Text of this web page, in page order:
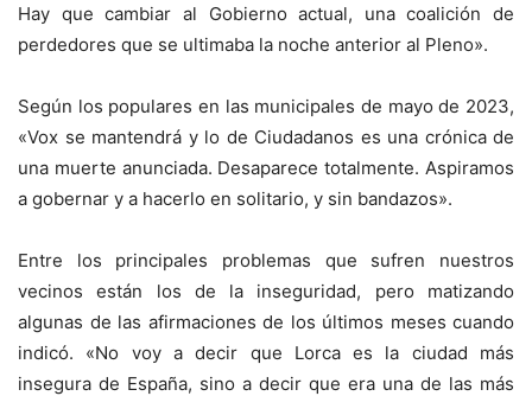
Hay que cambiar al Gobierno actual, una coalición de
perdedores que se ultimaba la noche anterior al Pleno».
Según los populares en las municipales de mayo de 2023,
«Vox se mantendrá y lo de Ciudadanos es una crónica de
una muerte anunciada. Desaparece totalmente. Aspiramos
a gobernar y a hacerlo en solitario, y sin bandazos».
Entre los principales problemas que sufren nuestros
vecinos están los de la inseguridad, pero matizando
algunas de las afirmaciones de los últimos meses cuando
indicó. «No voy a decir que Lorca es la ciudad más
insegura de España, sino a decir que era una de las más